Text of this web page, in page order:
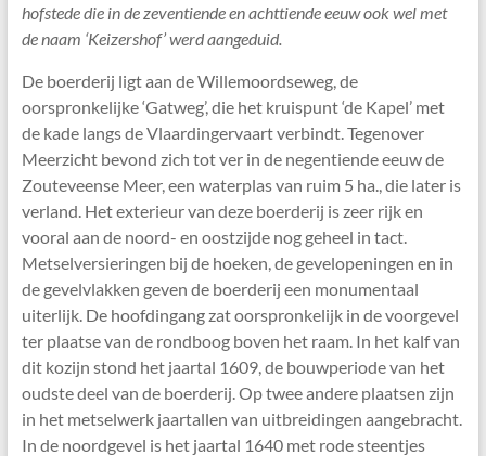
hofstede die in de zeventiende en achttiende eeuw ook wel met
de naam ‘Keizershof’ werd aangeduid.
De boerderij ligt aan de Willemoordseweg, de
oorspronkelijke ‘Gatweg’, die het kruispunt ‘de Kapel’ met
de kade langs de Vlaardingervaart verbindt. Tegenover
Meerzicht bevond zich tot ver in de negentiende eeuw de
Zouteveense Meer, een waterplas van ruim 5 ha., die later is
verland. Het exterieur van deze boerderij is zeer rijk en
vooral aan de noord- en oostzijde nog geheel in tact.
Metselversieringen bij de hoeken, de gevelopeningen en in
de gevelvlakken geven de boerderij een monumentaal
uiterlijk. De hoofdingang zat oorspronkelijk in de voorgevel
ter plaatse van de rondboog boven het raam. In het kalf van
dit kozijn stond het jaartal 1609, de bouwperiode van het
oudste deel van de boerderij. Op twee andere plaatsen zijn
in het metselwerk jaartallen van uitbreidingen aangebracht.
In de noordgevel is het jaartal 1640 met rode steentjes